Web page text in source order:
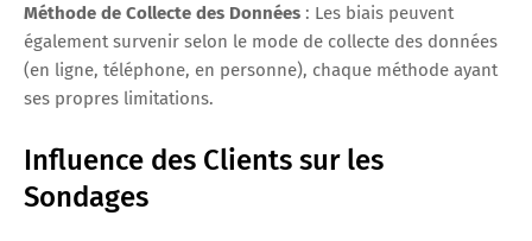
Méthode de Collecte des Données : Les biais peuvent
également survenir selon le mode de collecte des données
(en ligne, téléphone, en personne), chaque méthode ayant
ses propres limitations.
Influence des Clients sur les
Sondages